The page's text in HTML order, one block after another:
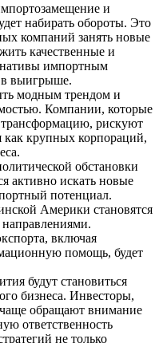
и
набирать обороты. Это
компаний занять новые
качественные и
импортным
в выигрыше.
модным трендом и
Компании, которые
рискуют
как крупных корпораций,
обстановки
активно искать новые
потенциал.
Америки становятся
включая
помощь, будет
будут становиться
бизнеса. Инвесторы,
обращают внимание
ответственность
не только